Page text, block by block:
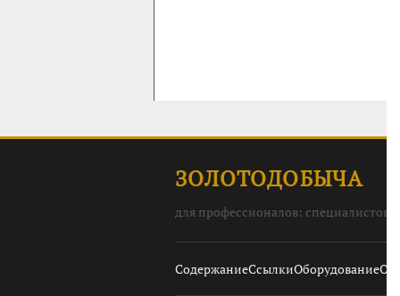
ЗОЛОТОДОБЫЧА
для профессионалов: специалистов,
СодержаниеСсылкиОборудованиеО